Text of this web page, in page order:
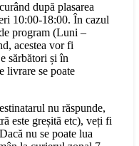
după plasarea
10:00-18:00. În cazul
program (Luni –
acestea vor fi
sărbători și în
livrare se poate
nu răspunde,
este greșită etc), veți fi
nu se poate lua